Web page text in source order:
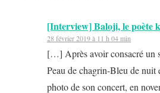
[Interview] Baloji, le poète
28 février 2019 à 11 h 04 min
[…] Après avoir consacré un
Peau de chagrin-Bleu de nuit
photo de son concert, en